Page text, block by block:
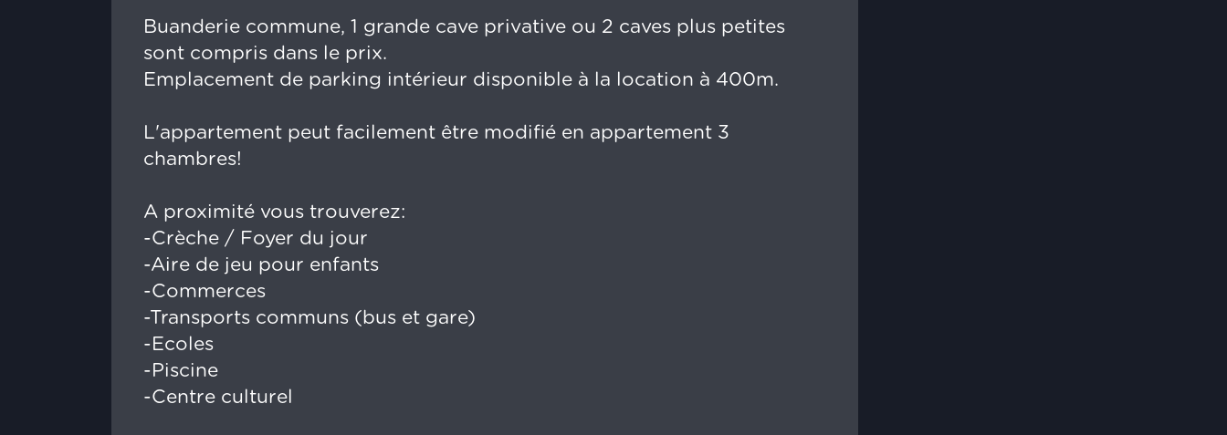
Buanderie commune, 1 grande cave privative ou 2 caves plus petites
sont compris dans le prix.
Emplacement de parking intérieur disponible à la location à 400m.
L'appartement peut facilement être modifié en appartement 3
chambres!
A proximité vous trouverez:
-Crèche / Foyer du jour
-Aire de jeu pour enfants
-Commerces
-Transports communs (bus et gare)
-Ecoles
-Piscine
-Centre culturel